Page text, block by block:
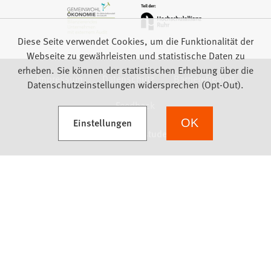
Impressum Datenschutz
Barrierefreiheit
Feedback
Diese Seite verwendet Cookies, um die Funktionalität der
Webseite zu gewährleisten und statistische Daten zu
erheben. Sie können der statistischen Erhebung über die
Datenschutzeinstellungen widersprechen (Opt-Out).
Einstellungen
(Öffnet in einem neuen Tab) OK